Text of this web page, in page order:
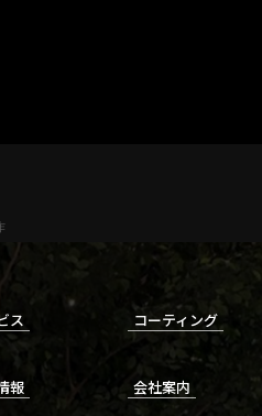
ス コーティング
報 会社案内